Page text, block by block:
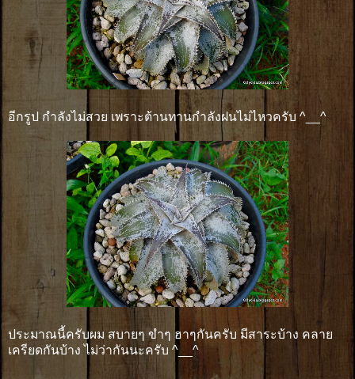
อีกรูป กำลังไม่สวย เพราะต้านทานกำลังฝนไม่ไหวครับ ^__^
ประมาณนี้ครับผม สบายๆ ขำๆ ฮาๆกันครับ มีสาระบ้าง คลาย
เครียดกันบ้าง ไม่ว่ากันนะครับ ^__^